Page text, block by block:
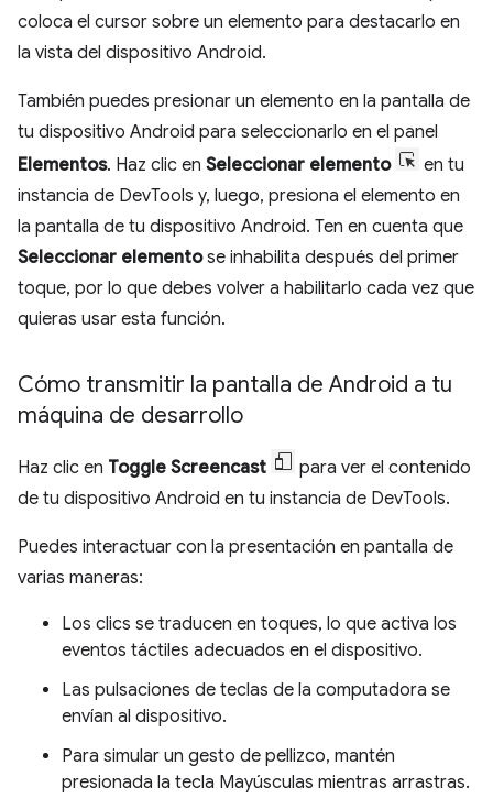
coloca el cursor sobre un elemento para destacarlo en
la vista del dispositivo Android.
También puedes presionar un elemento en la pantalla de
tu dispositivo Android para seleccionarlo en el panel
Elementos. Haz clic en Seleccionar elemento
en tu
instancia de DevTools y, luego, presiona el elemento en
la pantalla de tu dispositivo Android. Ten en cuenta que
Seleccionar elementose inhabilita después del primer
toque, por lo que debes volver a habilitarlo cada vez que
quieras usar esta función.
Cómo transmitir la pantalla de Android a tu
máquina de desarrollo
Haz clic en Toggle Screencast
para ver el contenido
de tu dispositivo Android en tu instancia de DevTools.
Puedes interactuar con la presentación en pantalla de
varias maneras:
Los clics se traducen en toques, lo que activa los
eventos táctiles adecuados en el dispositivo.
Las pulsaciones de teclas de la computadora se
envían al dispositivo.
Para simular un gesto de pellizco, mantén
presionada la tecla Mayúsculas mientras arrastras.